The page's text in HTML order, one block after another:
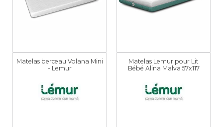
Matelas berceau Volana Mini
- Lemur
Matelas Lemur pour Lit
Bébé Alina Malva 57x117